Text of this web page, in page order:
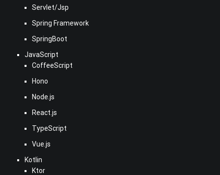
Servlet/Jsp
Spring Framework
SpringBoot
JavaScript
CoffeeScript
Hono
Node.js
React.js
TypeScript
Vue.js
Kotlin
Ktor